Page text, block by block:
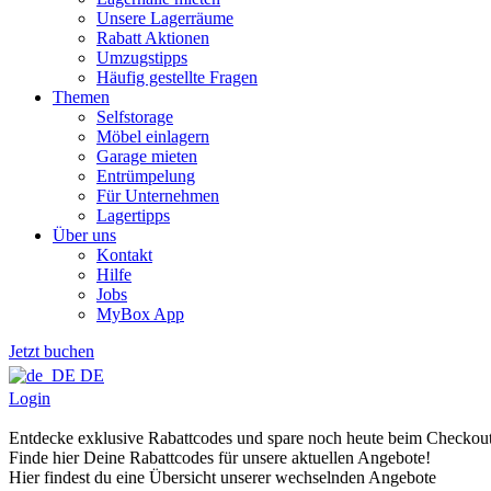
Unsere Lagerräume
Rabatt Aktionen
Umzugstipps
Häufig gestellte Fragen
Themen
Selfstorage
Möbel einlagern
Garage mieten
Entrümpelung
Für Unternehmen
Lagertipps
Über uns
Kontakt
Hilfe
Jobs
MyBox App
Jetzt buchen
DE
Login
Entdecke exklusive Rabattcodes und spare noch heute beim
Finde hier Deine Rabattcodes für unsere aktuellen Angebote!
Hier findest du eine Übersicht unserer wechselnden Angebote